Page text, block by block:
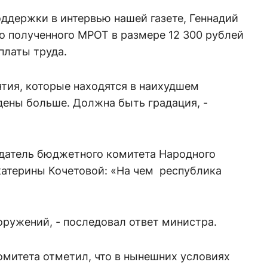
в интервью нашей газете, Геннадий
полученного МРОТ в размере 12 300 рублей
труда.
которые находятся в наихудшем
больше. Должна быть градация, -
бюджетного комитета Народного
Кочетовой: «На чем республика
- последовал ответ министра.
отметил, что в нынешних условиях